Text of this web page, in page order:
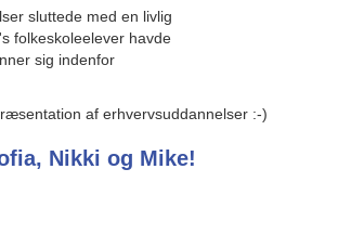
sluttede med en livlig
folkeskoleelever havde
sig indenfor
af erhvervsuddannelser :-)
Nikki og Mike!